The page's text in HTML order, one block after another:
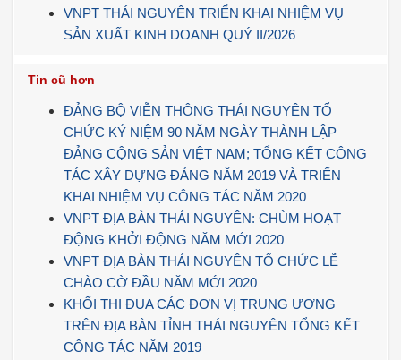
VNPT THÁI NGUYÊN TRIỂN KHAI NHIỆM VỤ
SẢN XUẤT KINH DOANH QUÝ II/2026
Tin cũ hơn
ĐẢNG BỘ VIỄN THÔNG THÁI NGUYÊN TỔ
CHỨC KỶ NIỆM 90 NĂM NGÀY THÀNH LẬP
ĐẢNG CỘNG SẢN VIỆT NAM; TỔNG KẾT CÔNG
TÁC XÂY DỰNG ĐẢNG NĂM 2019 VÀ TRIỂN
KHAI NHIỆM VỤ CÔNG TÁC NĂM 2020
VNPT ĐỊA BÀN THÁI NGUYÊN: CHÙM HOẠT
ĐỘNG KHỞI ĐỘNG NĂM MỚI 2020
VNPT ĐỊA BÀN THÁI NGUYÊN TỔ CHỨC LỄ
CHÀO CỜ ĐẦU NĂM MỚI 2020
KHỐI THI ĐUA CÁC ĐƠN VỊ TRUNG ƯƠNG
TRÊN ĐỊA BÀN TỈNH THÁI NGUYÊN TỔNG KẾT
CÔNG TÁC NĂM 2019